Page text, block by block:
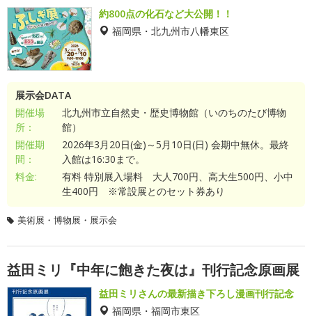
約800点の化石など大公開！！
福岡県・北九州市八幡東区
展示会DATA
開催場
所：
北九州市立自然史・歴史博物館（いのちのたび博物
館）
開催期
間：
2026年3月20日(金)～5月10日(日) 会期中無休。最終
入館は16:30まで。
料金:
有料 特別展入場料 大人700円、高大生500円、小中
生400円 ※常設展とのセット券あり
美術展・博物展・展示会
益田ミリ『中年に飽きた夜は』刊行記念原画展
益田ミリさんの最新描き下ろし漫画刊行記念
福岡県・福岡市東区